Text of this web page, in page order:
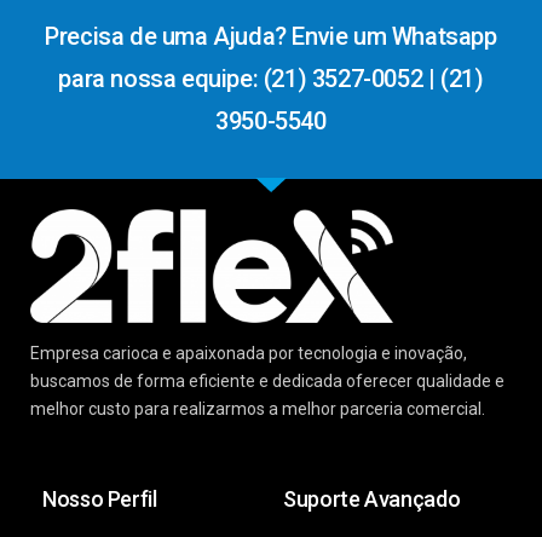
Precisa de uma Ajuda? Envie um Whatsapp
para nossa equipe: (21) 3527-0052 | (21)
3950-5540
Empresa carioca e apaixonada por tecnologia e inovação,
buscamos de forma eficiente e dedicada oferecer qualidade e
melhor custo para realizarmos a melhor parceria comercial.
Nosso Perfil Suporte Avançado